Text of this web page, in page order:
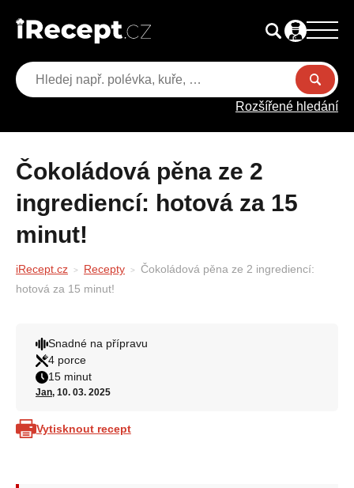
Rozšířené hledání
Čokoládová pěna ze 2
ingrediencí: hotová za 15
minut!
iRecept.cz Recepty
Čokoládová pěna ze 2 ingrediencí:
hotová za 15 minut!
Snadné na přípravu
4 porce
15 minut
Jan, 10. 03. 2025
Vytisknout recept